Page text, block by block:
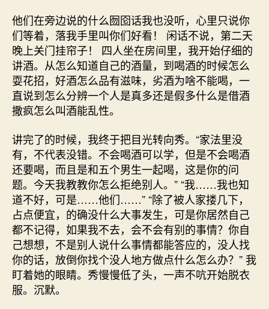
他们在旁边说的什么囫囵话我也没听，心里只说你
们等着，落我手里叫你们好看！ 闲话不说，第二天
晚上关门挂帘子！ 四人坐在房间里，我开始仔细的
讲酒。从怎么知道自己的酒量，到喝酒的时候怎么
耍花招，好酒怎么品有滋味，劣酒为啥不能喝，一
直说到怎么分辨一个人是真多还是假多什么是借酒
撒疯怎么叫酒能乱性。
讲完了的时候，我终于把目光转向秀。“家法里没
有，不代表没错。不会喝酒可以学，但是不会喝酒
还要喝，而且是和五个男生一起喝，这是你的问
题。今天我教教你怎么拒绝别人。” “我……我也知
道不好，可是……他们……” “除了被人家搂几下，
占点便宜，的确没什么大事发生，可是你居然自己
都不记得，如果我不去，会不会有别的事情？你自
己想想，不是别人说什么事情都能答应的，没人找
你的话，放倒你找个没人地方做点什么怎么办？” 我
盯着她的眼睛。秀慢慢低了头，一声不吭开始脱衣
服。沉默。